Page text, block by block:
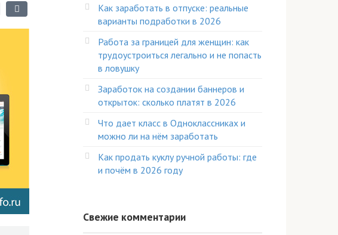
Как заработать в отпуске: реальные
варианты подработки в 2026
Работа за границей для женщин: как
трудоустроиться легально и не попасть
в ловушку
Заработок на создании баннеров и
открыток: сколько платят в 2026
Что дает класс в Одноклассниках и
можно ли на нём заработать
Как продать куклу ручной работы: где
и почём в 2026 году
Свежие комментарии